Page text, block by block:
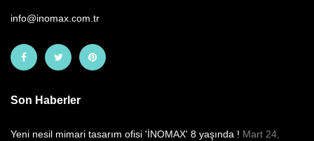
info@inomax.com.tr
Son Haberler
Yeni nesil mimari tasarım ofisi 'İNOMAX' 8 yaşında ! Mart 24,